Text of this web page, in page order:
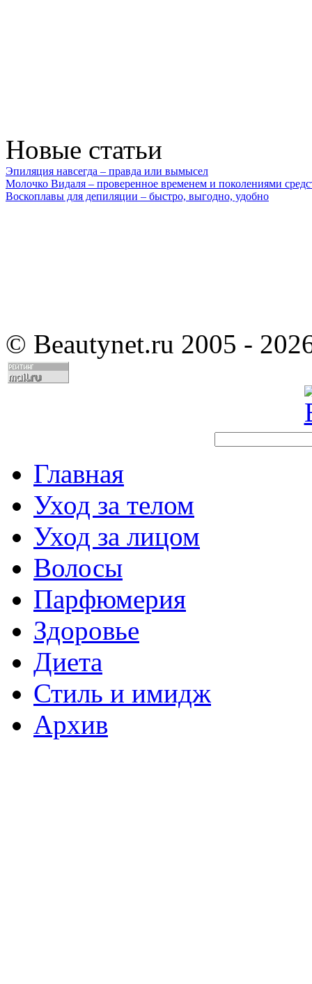
Новые статьи
Эпиляция навсегда – правда или вымысел
Молочко Видаля – проверенное временем и поколениями
Воскоплавы для депиляции – быстро, выгодно, удобно
© Beautynet.ru 2005 -
Главная
Уход за телом
Уход за лицом
Волосы
Парфюмерия
Здоровье
Диета
Стиль и имидж
Архив